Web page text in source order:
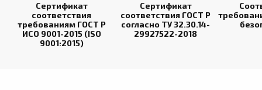
Сертификат
соответствия
требованиям ГОСТ Р
ИСО 9001-2015 (ISO
9001:2015)
Сертификат
соответствия ГОСТ Р
согласно ТУ 32.30.14-
29927522-2018